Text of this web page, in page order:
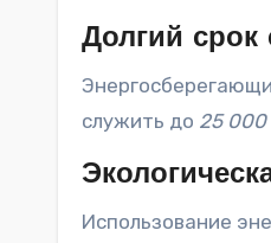
Долгий срок
служить до 25 000
Использование